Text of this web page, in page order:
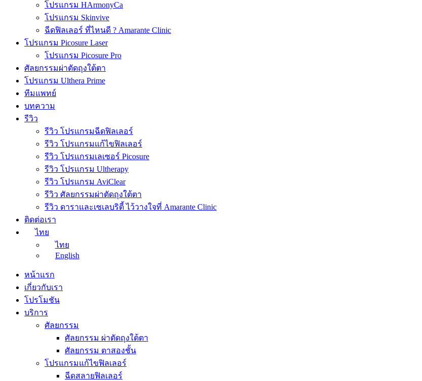
โปรแกรม HArmonyCa
โปรแกรม Skinvive
ฉีดฟิลเลอร์ ที่ไหนดี ? Amarante Clinic
โปรแกรม Picosure Laser
โปรแกรม Picosure Pro
ศัลยกรรมผ่าตัดถุงใต้ตา
โปรแกรม Ulthera Prime
ทีมแพทย์
บทความ
รีวิว
รีวิว โปรแกรมฉีดฟิลเลอร์
รีวิว โปรแกรมแก้ไขฟิลเลอร์
รีวิว โปรแกรมเลเซอร์ Picosure
รีวิว โปรแกรม Ultherapy
รีวิว โปรแกรม AviClear
รีวิว ศัลยกรรมผ่าตัดถุงใต้ตา
รีวิว ดาราและเซเลบริตี้ ไว้วางใจที่ Amarante Clinic
ติดต่อเรา
ไทย
ไทย
English
หน้าแรก
เกี่ยวกับเรา
โปรโมชัน
บริการ
ศัลยกรรม
ศัลยกรรม ผ่าตัดถุงใต้ตา
ศัลยกรรม ตาสองชั้น
โปรแกรมแก้ไขฟิลเลอร์
ฉีดสลายฟิลเลอร์